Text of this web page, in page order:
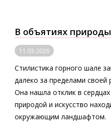
В объятиях природы
11.03.2026
Стилистика горного шале
далеко за пределами
Она нашла отклик в
природой и искусство
окружающим ландшафтом.